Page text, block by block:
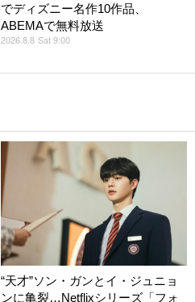
でディズニー名作10作品、
ABEMAで無料放送
2026.8.8 Sat 9:00
“天才”ソン・ガンとイ・ジュニョ
ンに亀裂…Netflixシリーズ「フォ